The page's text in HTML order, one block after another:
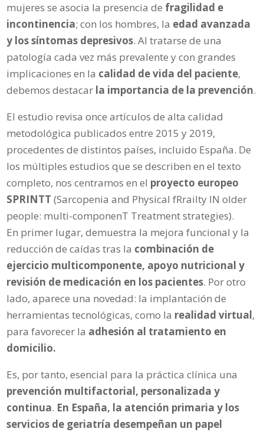
mujeres se asocia la presencia de fragilidad e
incontinencia; con los hombres, la edad avanzada
y los síntomas depresivos. Al tratarse de una
patología cada vez más prevalente y con grandes
implicaciones en la calidad de vida del paciente,
debemos destacar la importancia de la prevención.
El estudio revisa once artículos de alta calidad
metodológica publicados entre 2015 y 2019,
procedentes de distintos países, incluido España. De
los múltiples estudios que se describen en el texto
completo, nos centramos en el proyecto europeo
SPRINTT (Sarcopenia and Physical fRrailty IN older
people: multi-componenT Treatment strategies).
En primer lugar, demuestra la mejora funcional y la
reducción de caídas tras la combinación de
ejercicio multicomponente, apoyo nutricional y
revisión de medicación en los pacientes. Por otro
lado, aparece una novedad: la implantación de
herramientas tecnológicas, como la realidad virtual,
para favorecer la adhesión al tratamiento en
domicilio.
Es, por tanto, esencial para la práctica clínica una
prevención multifactorial, personalizada y
continua. En España, la atención primaria y los
servicios de geriatría desempeñan un papel